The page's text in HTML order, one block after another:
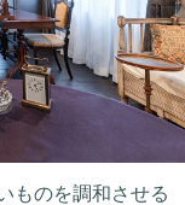
ものを調和させる